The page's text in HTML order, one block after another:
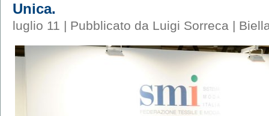
Unica.
luglio 11 | Pubblicato da Luigi Sorreca |